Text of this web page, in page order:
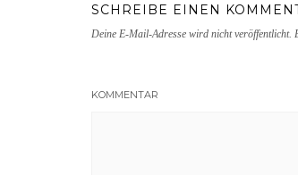
SCHREIBE EINEN
Deine E-Mail-Adresse wird nicht veröffentlicht.
KOMMENTAR